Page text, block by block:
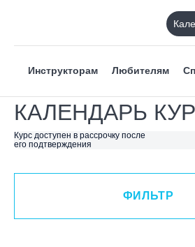
Инструкторам Любителям
КАЛЕНДАРЬ
Курс доступен в рассрочку после
его подтверждения
ФИЛЬТР
ВИД СПОРТА
Я ХОЧУ
КАТЕГОРИЯ
ФИЛЬТР